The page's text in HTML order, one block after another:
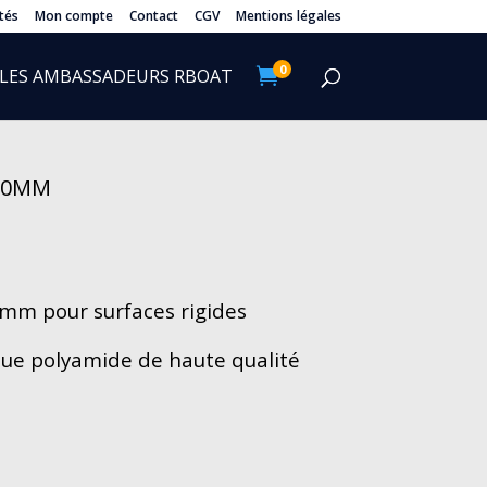
Mon compte Contact CGV Mentions légales
LES AMBASSADEURS RBOAT 0
pour surfaces rigides
polyamide de haute qualité